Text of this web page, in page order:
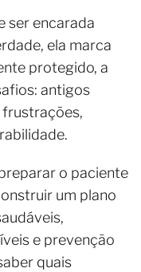
ser encarada
ela marca
protegido, a
antigos
o paciente
um plano
e prevenção
quais